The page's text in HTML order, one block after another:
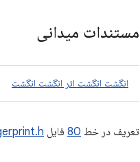
مستندات میدانی
انگشت انگشت اثر انگشت انگشت
تعریف در خط 80 فایل